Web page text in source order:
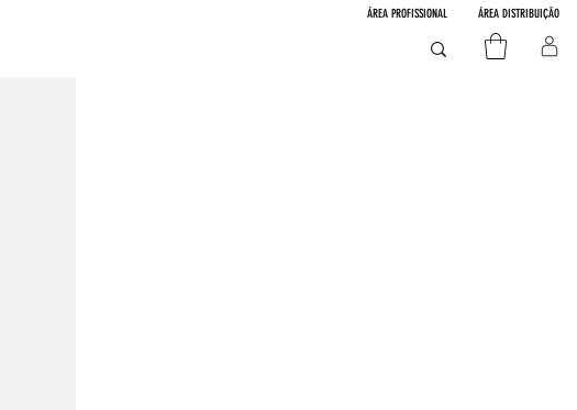
ÁREA DISTRIBUIÇÃO
ÁREA PROFISSIONAL